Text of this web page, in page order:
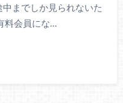
までしか見られないた
料会員にな…